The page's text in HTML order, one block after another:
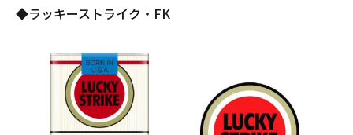
ク・ブ
ズ・メ
ンソー
ル・8
2.3.2
◆ラッキーストライク・FK